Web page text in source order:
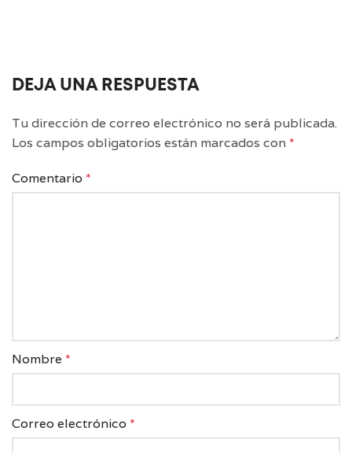
DEJA UNA RESPUESTA
Tu dirección de correo electrónico no será publicada.
Los campos obligatorios están marcados con *
Comentario *
Nombre *
Correo electrónico *